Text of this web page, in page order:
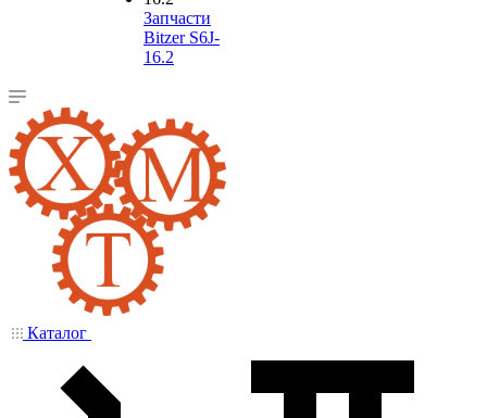
Запчасти
Bitzer S6J-
16.2
Каталог